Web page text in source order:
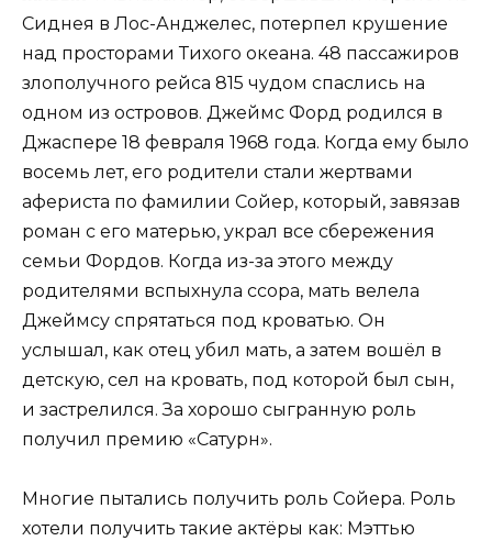
Сиднея в Лос-Анджелес, потерпел крушение
над просторами Тихого океана. 48 пассажиров
злополучного рейса 815 чудом спаслись на
одном из островов. Джеймс Форд родился в
Джаспере 18 февраля 1968 года. Когда ему было
восемь лет, его родители стали жертвами
афериста по фамилии Сойер, который, завязав
роман с его матерью, украл все сбережения
семьи Фордов. Когда из-за этого между
родителями вспыхнула ссора, мать велела
Джеймсу спрятаться под кроватью. Он
услышал, как отец убил мать, а затем вошёл в
детскую, сел на кровать, под которой был сын,
и застрелился. За хорошо сыгранную роль
получил премию «Сатурн».
Многие пытались получить роль Сойера. Роль
хотели получить такие актёры как: Мэттью